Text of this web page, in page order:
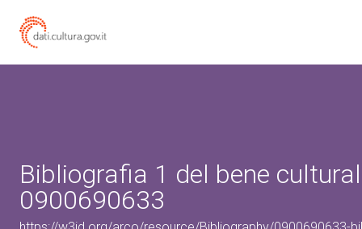
Bibliografia 1 del bene
0900690633